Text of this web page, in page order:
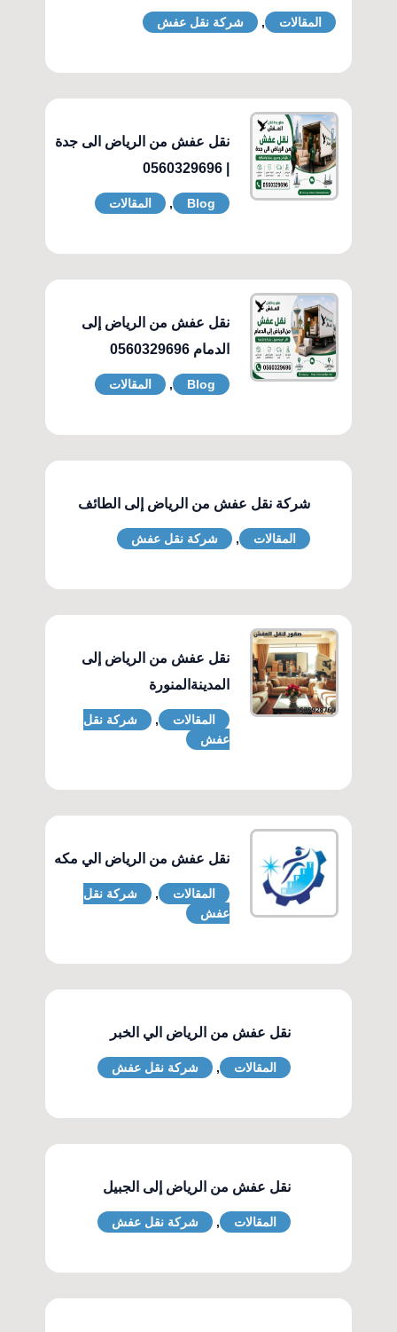
المقالات , شركة نقل عفش
نقل عفش من الرياض الى جدة
Blog
, المقالات
نقل عفش من الرياض إلى
الدمام 0560329696
Blog
, المقالات
شركة نقل عفش من الرياض إلى الطائف
المقالات , شركة نقل عفش
نقل عفش من الرياض إلى
المدينةالمنورة
المقالات ,
شركة نقل
عفش
نقل عفش من الرياض الي مكه
المقالات ,
شركة نقل
عفش
نقل عفش من الرياض الي الخبر
المقالات , شركة نقل عفش
نقل عفش من الرياض إلى الجبيل
المقالات , شركة نقل عفش